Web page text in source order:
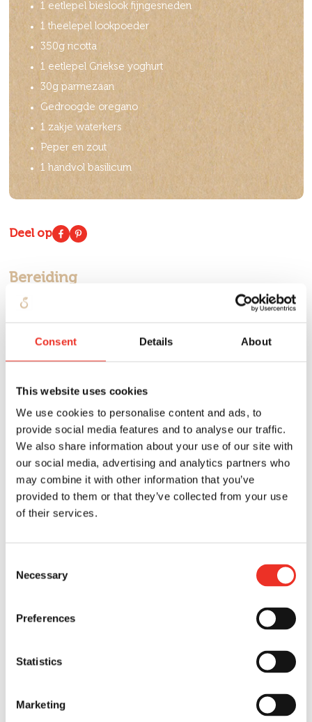
Consent Details About
This website uses cookies
We use cookies to personalise content and ads, to
provide social media features and to analyse our traffic.
We also share information about your use of our site with
our social media, advertising and analytics partners who
may combine it with other information that you’ve
provided to them or that they’ve collected from your use
of their services.
Selection
Necessary
Preferences
Statistics
Marketing
1 eetlepel bieslook fijngesneden
1 theelepel lookpoeder
350g ricotta
1 eetlepel Griekse yoghurt
30g parmezaan
Gedroogde oregano
1 zakje waterkers
Peper en zout
1 handvol basilicum
Deel op
Bereiding
Snijd de Toma’chef tomaatjes doormidden en leg
Bestrooi met wat olijfolie, oregano, peper en
zout. Zet het geheel 20 minuten in een
Meng het amandelmeel met de olijfolie (5
eetlepels), het water en het lookpoeder. Goed
mengen met de hand of keukenrobot. Meng op
het einde de bieslook eronder.
Vul een taartvorm met het deeg (ongeveer ½ cm
voorverwarmde oven op 200 graden.
Laat het afkoelen in de taartvorm.
Meng de ricotta met de parmezaan en de Griekse
yoghurt. Goed kruiden met peper en zout en voeg